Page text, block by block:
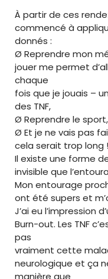
À partir de ces
commencé à
donnés :
Ø Reprendre mon
jouer me permet
chaque
fois que je jouais –
des TNF,
Ø Reprendre le sport,
Ø Et je ne vais pas
cela serait trop long !
Il existe une forme
invisible que
Mon entourage
ont été supers et
J’ai eu l’impression
Burn-out. Les TNF
pas
vraiment cette
neurologique et ça
manière que